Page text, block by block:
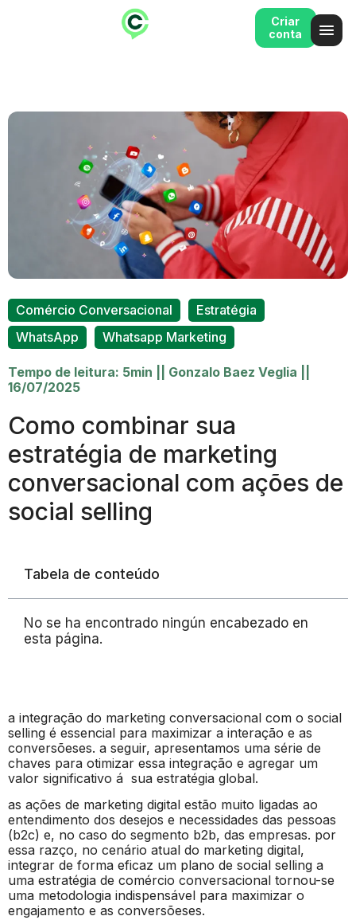
Criar
conta
Comércio Conversacional Estratégia
WhatsApp Whatsapp Marketing
Tempo de leitura: 5min Gonzalo Baez Veglia
16/07/2025
Como combinar sua
estratégia de marketing
conversacional com ações de
social selling
Tabela de conteúdo
No se ha encontrado ningún encabezado en
esta página.
a integração do marketing conversacional com o social
selling é essencial para maximizar a interação e as
conversõeses. a seguir, apresentamos uma série de
chaves para otimizar essa integração e agregar um
valor significativo á sua estratégia global.
as ações de marketing digital estão muito ligadas ao
entendimento dos desejos e necessidades das pessoas
(b2c) e, no caso do segmento b2b, das empresas. por
essa razço, no cenário atual do marketing digital,
integrar de forma eficaz um plano de social selling a
uma estratégia de comércio conversacional tornou-se
uma metodologia indispensável para maximizar o
engajamento e as conversõeses.